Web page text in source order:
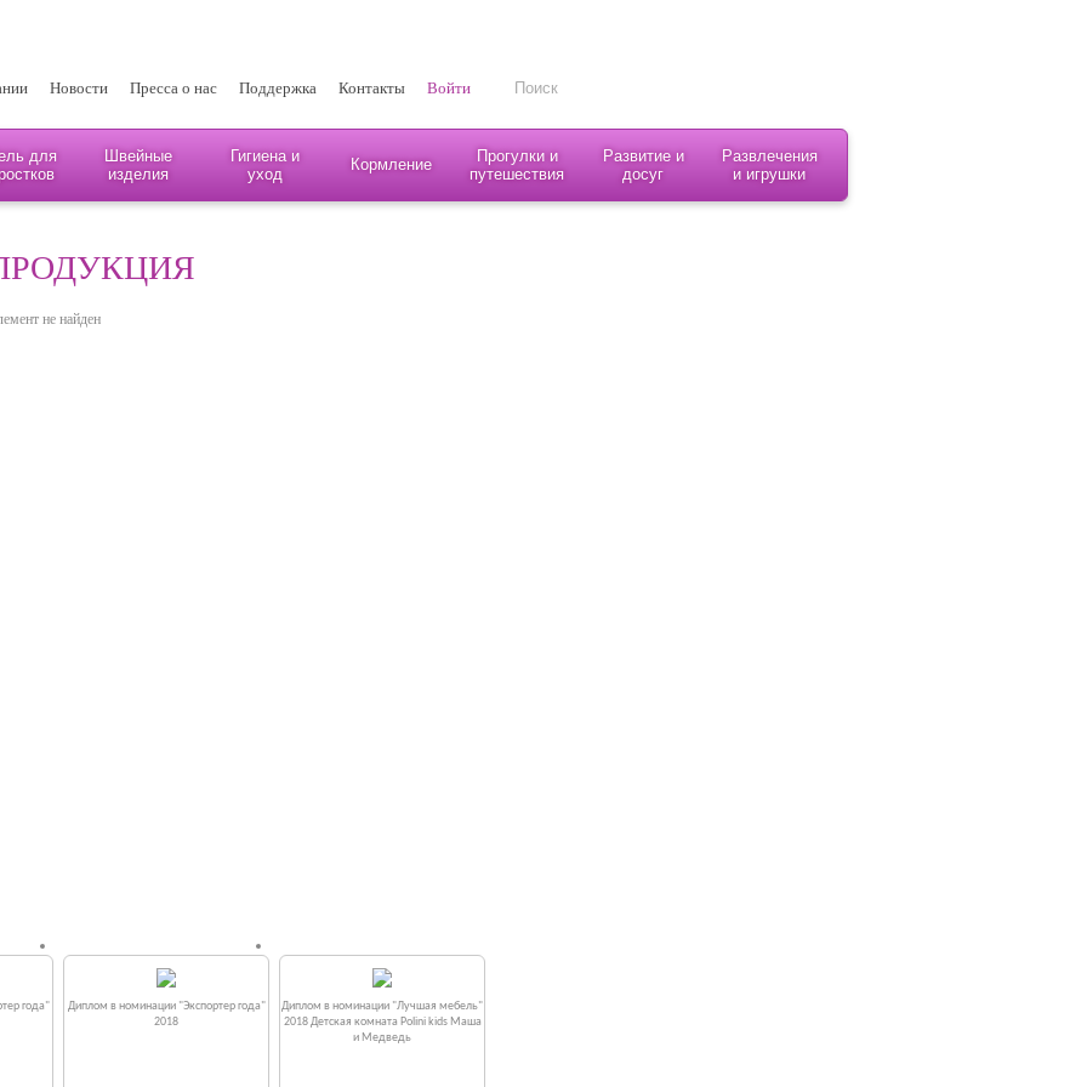
Новости Пресса о нас Поддержка Контакты Войти
для
Швейные
изделия
Гигиена и
уход
Кормление
Прогулки и
путешествия
Развитие и
досуг
Развлечения
и игрушки
не найден
года"
Диплом в номинации "Экспортер года"
2018
Диплом в номинации "Лучшая мебель"
2018 Детская комната Polini kids Маша
и Медведь